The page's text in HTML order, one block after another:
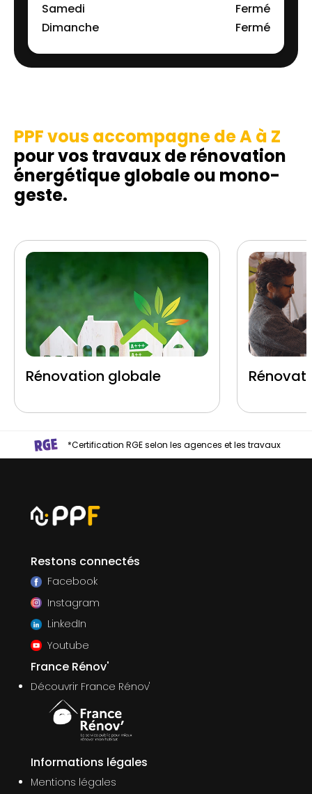
Samedi
Fermé
Dimanche
Fermé
PPF vous accompagne de A à Z
pour vos travaux de rénovation
énergétique globale ou mono-
geste.
Rénovation globale
*Certification RGE selon les agences et les travaux
Restons connectés
Facebook
Instagram
LinkedIn
Youtube
France Rénov'
Découvrir France Rénov'
Informations légales
Mentions légales